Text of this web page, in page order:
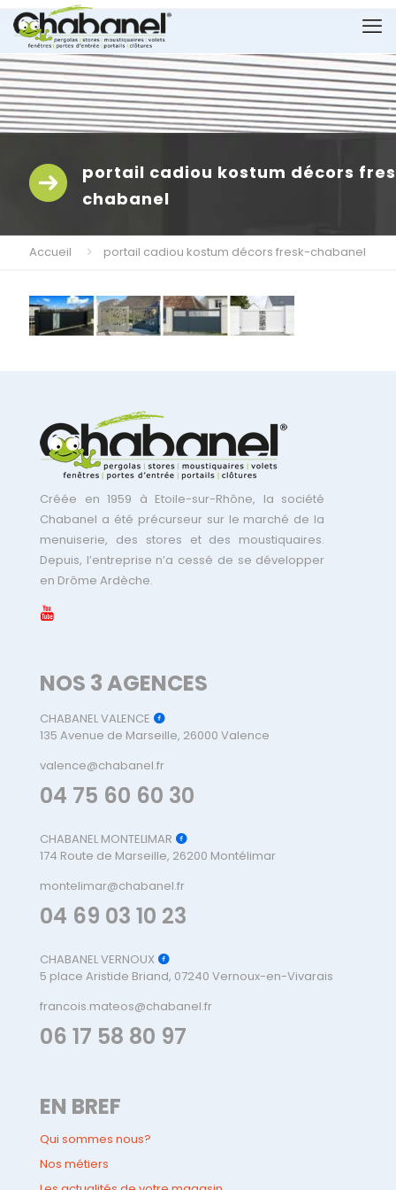
portail cadiou kostum décors
chabanel
Accueil portail cadiou kostum décors fresk-chabanel
Créée en 1959 à Etoile-sur-Rhône, la société
Chabanel a été précurseur sur le marché de la
menuiserie, des stores et des moustiquaires.
Depuis, l’entreprise n’a cessé de se développer
en Drôme Ardèche.
NOS 3 AGENCES
CHABANEL VALENCE
135 Avenue de Marseille, 26000 Valence
valence@chabanel.fr
04 75 60 60 30
CHABANEL MONTELIMAR
174 Route de Marseille, 26200 Montélimar
montelimar@chabanel.fr
04 69 03 10 23
CHABANEL VERNOUX
5 place Aristide Briand, 07240 Vernoux-en-Vivarais
francois.mateos@chabanel.fr
06 17 58 80 97
EN BREF
Qui sommes nous?
Nos métiers